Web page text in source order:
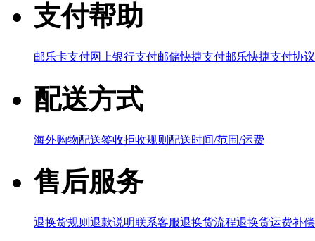
支付帮助
邮乐卡支付网上银行支付邮储快捷支付邮乐快捷支付协议
配送方式
海外购物配送签收拒收规则 配送时间/范围/运费
售后服务
退换货规则 退款说明联系客服退换货流程退换货运费补